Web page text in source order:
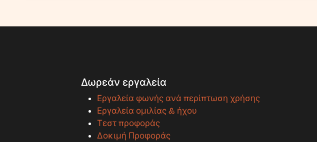
Δωρεάν εργαλεία
Εργαλεία φωνής ανά περίπτωση χρήσης
Εργαλεία ομιλίας & ήχου
Τεστ προφοράς
Δοκιμή Προφοράς